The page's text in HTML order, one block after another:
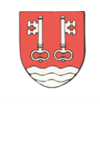
Aller
au
contenu